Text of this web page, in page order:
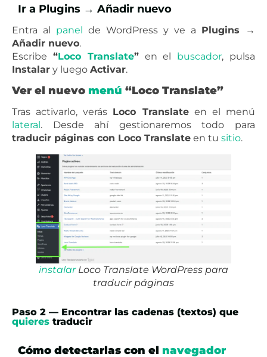
Ir a Plugins → Añadir nuevo
Entra al panel de WordPress y ve a Plugins →
Añadir nuevo.
Escribe “Loco Translate”en el buscador, pulsa
Instalar y luego Activar.
Ver el nuevo menú “Loco Translate”
Tras activarlo, verás Loco Translateen el menú
lateral. Desde ahí gestionaremos todo para
traducir páginas con Loco Translate en tu sitio.
instalarLoco Translate WordPress para
traducir páginas
Paso 2 — Encontrar las cadenas (textos) que
quieres traducir
Cómo detectarlas con el navegador